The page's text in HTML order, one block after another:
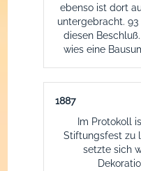
ebenso ist dort
untergebracht.
diesen
wies eine
1887
Im Protokoll
Stiftungsfest zu
setzte sich